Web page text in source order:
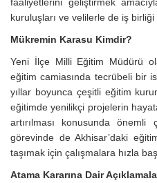
kuruluşları ve velilerle de iş birliği
Mükremin Karasu Kimdir?
Yeni İlçe Milli Eğitim Müdürü
eğitim camiasında tecrübeli bir
yıllar boyunca çeşitli eğitim
eğitimde yenilikçi projelerin
artırılması konusunda önemli
görevinde de Akhisar’daki
taşımak için çalışmalara hızla
Atama Kararına Dair